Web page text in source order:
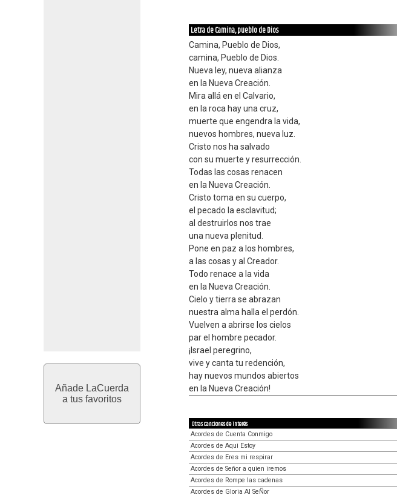
Añade LaCuerda
a tus favoritos
Letra de Camina, pueblo de Dios
Camina, Pueblo de Dios,
camina, Pueblo de Dios.
Nueva ley, nueva alianza
en la Nueva Creación.
Mira allá en el Calvario,
en la roca hay una cruz,
muerte que engendra la vida,
nuevos hombres, nueva luz.
Cristo nos ha salvado
con su muerte y resurrección.
Todas las cosas renacen
en la Nueva Creación.
Cristo toma en su cuerpo,
el pecado la esclavitud;
al destruirlos nos trae
una nueva plenitud.
Pone en paz a los hombres,
a las cosas y al Creador.
Todo renace a la vida
en la Nueva Creación.
Cielo y tierra se abrazan
nuestra alma halla el perdón.
Vuelven a abrirse los cielos
par el hombre pecador.
¡Israel peregrino,
vive y canta tu redención,
hay nuevos mundos abiertos
en la Nueva Creación!
Otras canciones de interés
Acordes de Cuenta Conmigo
Acordes de Aqui Estoy
Acordes de Eres mi respirar
Acordes de Señor a quien iremos
Acordes de Rompe las cadenas
Acordes de Gloria Al SeÑor